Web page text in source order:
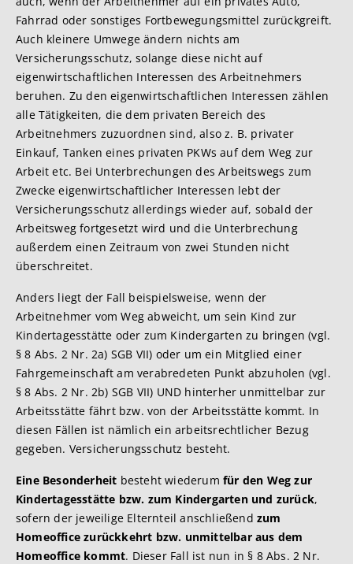
Fahrrad oder sonstiges Fortbewegungsmittel zurückgreift.
Auch kleinere Umwege ändern nichts am
Versicherungsschutz, solange diese nicht auf
eigenwirtschaftlichen Interessen des Arbeitnehmers
beruhen. Zu den eigenwirtschaftlichen Interessen zählen
alle Tätigkeiten, die dem privaten Bereich des
Arbeitnehmers zuzuordnen sind, also z. B. privater
Einkauf, Tanken eines privaten PKWs auf dem Weg zur
Arbeit etc. Bei Unterbrechungen des Arbeitswegs zum
Zwecke eigenwirtschaftlicher Interessen lebt der
Versicherungsschutz allerdings wieder auf, sobald der
Arbeitsweg fortgesetzt wird und die Unterbrechung
außerdem einen Zeitraum von zwei Stunden nicht
überschreitet.
Anders liegt der Fall beispielsweise, wenn der
Arbeitnehmer vom Weg abweicht, um sein Kind zur
Kindertagesstätte oder zum Kindergarten zu bringen (vgl.
§ 8 Abs. 2 Nr. 2a) SGB VII) oder um ein Mitglied einer
Fahrgemeinschaft am verabredeten Punkt abzuholen (vgl.
§ 8 Abs. 2 Nr. 2b) SGB VII) UND hinterher unmittelbar zur
Arbeitsstätte fährt bzw. von der Arbeitsstätte kommt. In
diesen Fällen ist nämlich ein arbeitsrechtlicher Bezug
gegeben. Versicherungsschutz besteht.
Eine Besonderheit besteht wiederumfür den Weg zur
Kindertagesstätte bzw. zum Kindergarten und zurück,
sofern der jeweilige Elternteil anschließend zum
Homeoffice zurückkehrt bzw. unmittelbar aus dem
Homeoffice kommt. Dieser Fall ist nun in § 8 Abs. 2 Nr.